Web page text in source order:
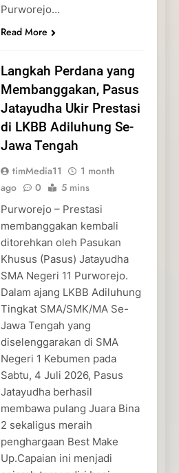
Purworejo…
Read More
Langkah Perdana yang
Membanggakan, Pasus
Jatayudha Ukir Prestasi
di LKBB Adiluhung Se-
Jawa Tengah
timMedia11
1 month
ago
0 5 mins
Purworejo – Prestasi
membanggakan kembali
ditorehkan oleh Pasukan
Khusus (Pasus) Jatayudha
SMA Negeri 11 Purworejo.
Dalam ajang LKBB Adiluhung
Tingkat SMA/SMK/MA Se-
Jawa Tengah yang
diselenggarakan di SMA
Negeri 1 Kebumen pada
Sabtu, 4 Juli 2026, Pasus
Jatayudha berhasil
membawa pulang Juara Bina
2 sekaligus meraih
penghargaan Best Make
Up.Capaian ini menjadi